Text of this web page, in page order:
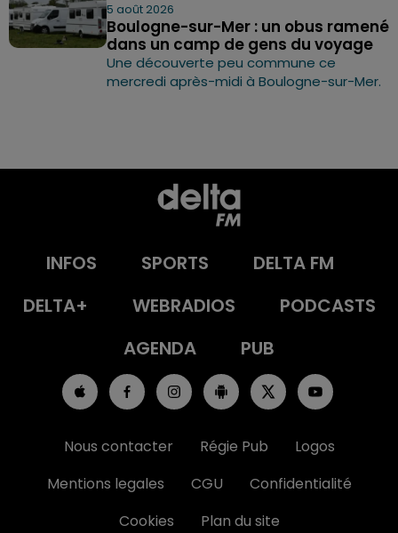
5 août 2026
Boulogne-sur-Mer : un obus ramené
dans un camp de gens du voyage
Une découverte peu commune ce
mercredi après-midi à Boulogne-sur-Mer.
INFOS SPORTS
DELTA FM
DELTA+
WEBRADIOS
PODCASTS
AGENDA
PUB
Nous contacter Régie Pub
Logos
Mentions legales
CGU
Confidentialité
Cookies
Plan du site